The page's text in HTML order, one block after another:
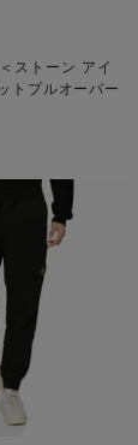
ストーン アイ
トプルオーバー